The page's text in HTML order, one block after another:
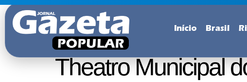
Início Brasil
Theatro Municipal